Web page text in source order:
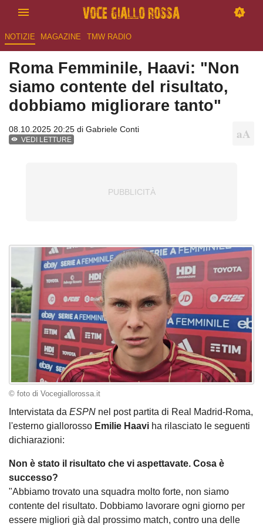
NOTIZIE MAGAZINE TMW RADIO
Roma Femminile, Haavi: "Non
siamo contente del risultato,
dobbiamo migliorare tanto"
08.10.2025 20:25 di Gabriele Conti
VEDI LETTURE
© foto di Vocegiallorossa.it
Intervistata da ESPN nel post partita di Real Madrid-Roma,
l'esterno giallorosso Emilie Haavi ha rilasciato le seguenti
dichiarazioni:
Non è stato il risultato che vi aspettavate. Cosa è
successo?
"Abbiamo trovato una squadra molto forte, non siamo
contente del risultato. Dobbiamo lavorare ogni giorno per
essere migliori già dal prossimo match, contro una delle